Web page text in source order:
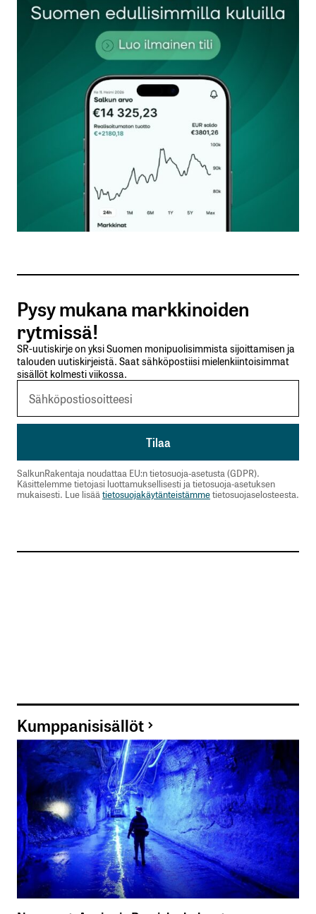
Sähköpostiosoitettasi ei julkaista.Pakolliset
kentät on merkitty*
Kommentti*
Nimesi tai nimimerkkisi
Sähköpostiosoitteesi
Tilaa SalkunRakentajan uutiskirje
Lähetä kommentti
Pysy mukana markkinoiden
rytmissä!
SR-uutiskirje on yksi Suomen monipuolisimmista sijoittamisen ja
talouden uutiskirjeistä. Saat sähköpostiisi mielenkiintoisimmat
sisällöt kolmesti viikossa.
SalkunRakentaja noudattaa EU:n tietosuoja-asetusta (GDPR).
Käsittelemme tietojasi luottamuksellisesti ja tietosuoja-asetuksen
mukaisesti. Lue lisää tietosuojakäytänteistämmetietosuojaselosteesta.
Kumppanisisällöt